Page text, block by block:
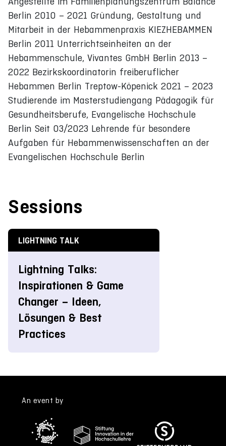
Berlin 2010 – 2021 Gründung, Gestaltung und
Mitarbeit in der Hebammenpraxis KIEZHEBAMMEN
Berlin 2011 Unterrichtseinheiten an der
Hebammenschule, Vivantes GmbH Berlin 2013 –
2022 Bezirkskoordinatorin freiberuflicher
Hebammen Berlin Treptow-Köpenick 2021 – 2023
Studierende im Masterstudiengang Pädagogik für
Gesundheitsberufe, Evangelische Hochschule
Berlin Seit 03/2023 Lehrende für besondere
Aufgaben für Hebammenwissenschaften an der
Evangelischen Hochschule Berlin
Sessions
LIGHTNING TALK
Lightning Talks:
Inspirationen & Game
Changer – Ideen,
Lösungen & Best
Practices
An event by